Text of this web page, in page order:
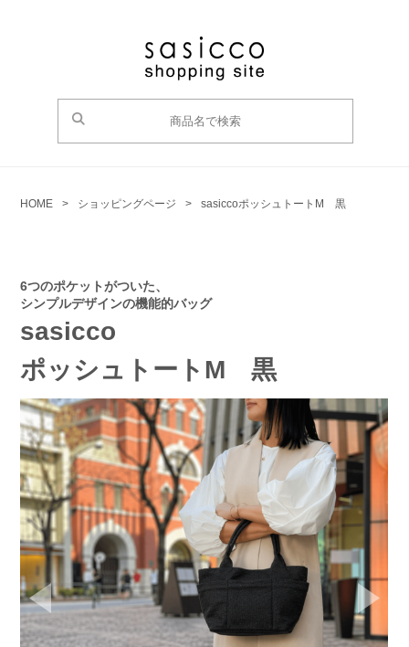
HOME > ショッピングページ > sasiccoポッシュトートM 黒
6つのポケットがついた、
シンプルデザインの機能的バッグ
sasicco
ポッシュトートM 黒
Prev